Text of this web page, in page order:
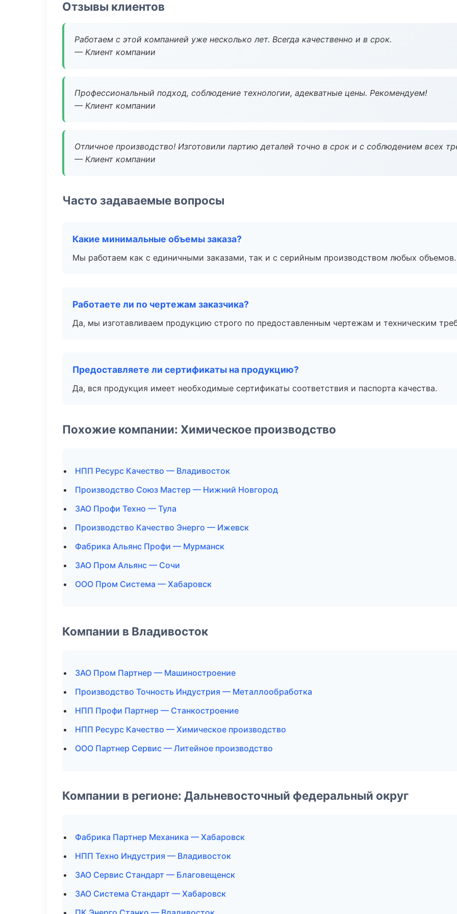
Отзывы клиентов
Работаем с этой компанией уже несколько лет. Всегда качественно и в срок.
— Клиент компании
Профессиональный подход, соблюдение технологии, адекватные цены. Рекомендуем!
— Клиент компании
Отличное производство! Изготовили партию деталей точно в срок и с соблюдением всех
— Клиент компании
Часто задаваемые вопросы
Какие минимальные объемы заказа?
Мы работаем как с единичными заказами, так и с серийным производством любых объемов.
Работаете ли по чертежам заказчика?
Да, мы изготавливаем продукцию строго по предоставленным чертежам и техническим
Предоставляете ли сертификаты на продукцию?
Да, вся продукция имеет необходимые сертификаты соответствия и паспорта качества.
Похожие компании: Химическое производство
НПП Ресурс Качество — Владивосток
Производство Союз Мастер — Нижний Новгород
ЗАО Профи Техно — Тула
Производство Качество Энерго — Ижевск
Фабрика Альянс Профи — Мурманск
ЗАО Пром Альянс — Сочи
ООО Пром Система — Хабаровск
Компании в Владивосток
ЗАО Пром Партнер — Машиностроение
Производство Точность Индустрия — Металлообработка
НПП Профи Партнер — Станкостроение
НПП Ресурс Качество — Химическое производство
ООО Партнер Сервис — Литейное производство
Компании в регионе: Дальневосточный федеральный округ
Фабрика Партнер Механика — Хабаровск
НПП Техно Индустрия — Владивосток
ЗАО Сервис Стандарт — Благовещенск
ЗАО Система Стандарт — Хабаровск